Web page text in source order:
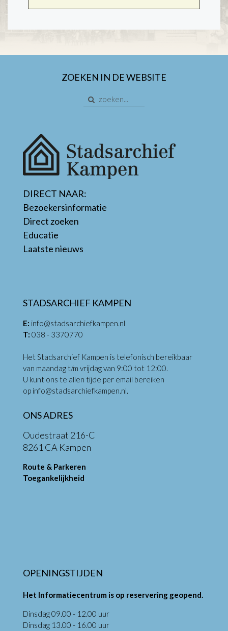
ZOEKEN IN DE WEBSITE
DIRECT NAAR:
Bezoekersinformatie
Direct zoeken
Educatie
Laatste nieuws
STADSARCHIEF KAMPEN
E: info@stadsarchiefkampen.nl
T: 038 - 3370770
Het Stadsarchief Kampen is telefonisch bereikbaar
van maandag t/m vrijdag van 9:00 tot 12:00.
U kunt ons te allen tijde per email bereiken
op info@stadsarchiefkampen.nl.
ONS ADRES
Oudestraat 216-C
8261 CA Kampen
Route & Parkeren
Toegankelijkheid
OPENINGSTIJDEN
Het Informatiecentrum is op reservering geopend.
Dinsdag 09.00 - 12.00 uur
Dinsdag 13.00 - 16.00 uur